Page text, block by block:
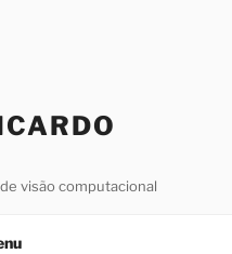
visão computacional